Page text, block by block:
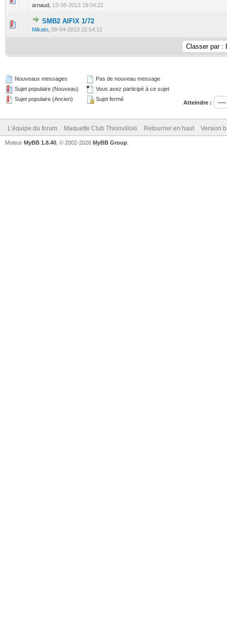
arnaud, 13-08-2013 19:04:22
SMB2 AIFIX 1/72
Mikato 08-04-2013 22:54:12
0 Votes - 0 sur 5 en moyenne
Nouveaux messages
Sujet populaire (Nouveau)
Sujet populaire (Ancien)
Pas de nouveau message
Vous avez participé à ce sujet
Sujet fermé
Atteindre :
L’équipe du forum Maquette Club Thionvillois Retourner en haut Version
Moteur MyBB 1.8.40 , © 2002-2026 MyBB Group